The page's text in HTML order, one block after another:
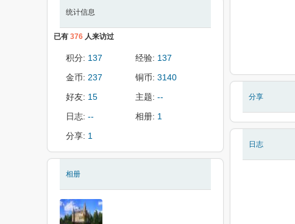
统计信息
已有 376 人来访过
积分: 137 经验: 137
金币: 237 铜币: 3140
好友: 15 主题: --
日志: -- 相册: 1
分享: 1
相册
分享
日志